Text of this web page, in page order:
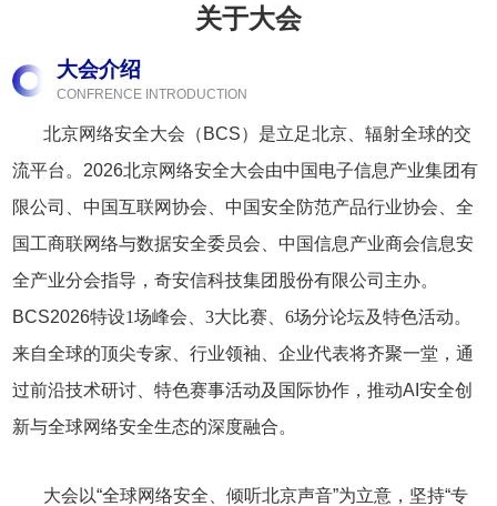
关于大会
大会介绍
CONFRENCE INTRODUCTION
北京网络安全大会（BCS）是立足北京、辐射全球的交
流平台。 2026北京网络安全大会由中国电子信息产业集团有
限公司、中国互联网协会、中国安全防范产品行业协会、全
国工商联网络与数据安全委员会、中国信息产业商会信息安
全产业分会指导，奇安信科技集团股份有限公司主办。
BCS2026特设1场峰会、3大比赛、6场分论坛及特色活动。
来自全球的顶尖专家、行业领袖、企业代表将齐聚一堂 ，通
过前沿技术研讨、特色赛事活动及国际协作，推动AI安全创
新与全球网络安全生态的深度融合。
大会以“全球网络安全、倾听北京声音”为立意，坚持“专